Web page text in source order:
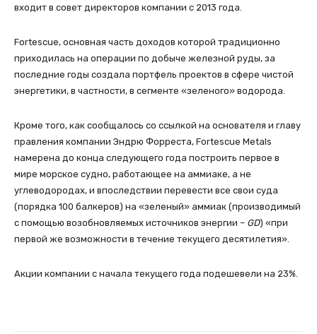
входит в совет директоров компании с 2013 года.
Fortescue, основная часть доходов которой традиционно
приходилась на операции по добыче железной руды, за
последние годы создала портфель проектов в сфере чистой
энергетики, в частности, в сегменте «зеленого» водорода.
Кроме того, как сообщалось со ссылкой на основателя и главу
правления компании Эндрю Форреста, Fortescue Metals
намерена до конца следующего года построить первое в
мире морское судно, работающее на аммиаке, а не
углеводородах, и впоследствии перевести все свои суда
(порядка 100 балкеров) на «зеленый» аммиак (производимый
с помощью возобновляемых источников энергии – GD) «при
первой же возможности в течение текущего десятилетия».
Акции компании с начала текущего года подешевели на 23%.